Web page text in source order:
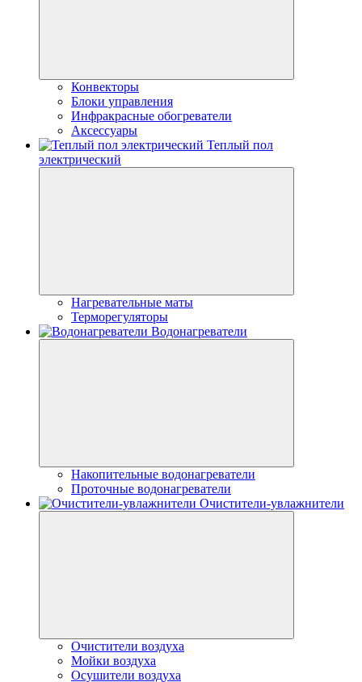
Конвекторы
Блоки управления
Инфракрасные обогреватели
Аксессуары
Теплый пол
электрический
Нагревательные маты
Терморегуляторы
Водонагреватели
Накопительные водонагреватели
Проточные водонагреватели
Очистители-увлажнители
Очистители воздуха
Мойки воздуха
Осушители воздуха